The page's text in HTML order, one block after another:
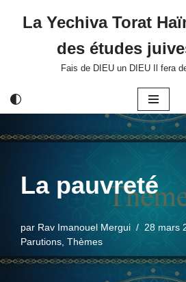
La Yechiva Torat
des études
Fais de DIEU un DIEU Il fera
La pauvreté
par Rav Imanouel Mergui
28 mars
Parutions Thèmes